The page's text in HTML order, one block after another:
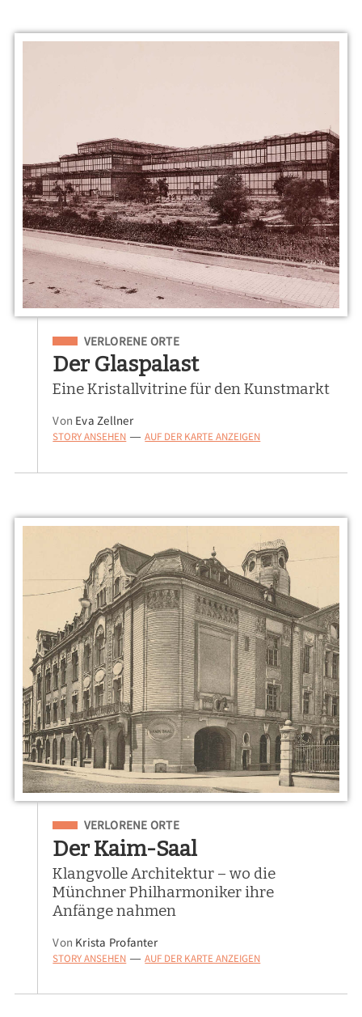
Eingeordnet unter
VERLORENE ORTE
Der Glaspalast
Eine Kristallvitrine für den Kunstmarkt
Von Eva Zellner
STORY ANSEHEN — AUF DER KARTE ANZEIGEN
Eingeordnet unter
VERLORENE ORTE
Der Kaim-Saal
Klangvolle Architektur – wo die
Münchner Philharmoniker ihre
Anfänge nahmen
Von Krista Profanter
STORY ANSEHEN — AUF DER KARTE ANZEIGEN